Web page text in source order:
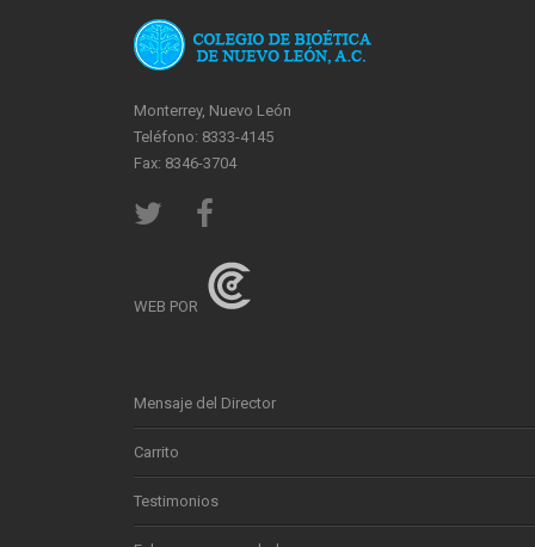
Monterrey, Nuevo León
Teléfono: 8333-4145
Fax: 8346-3704
WEB POR
Mensaje del Director
Carrito
Testimonios